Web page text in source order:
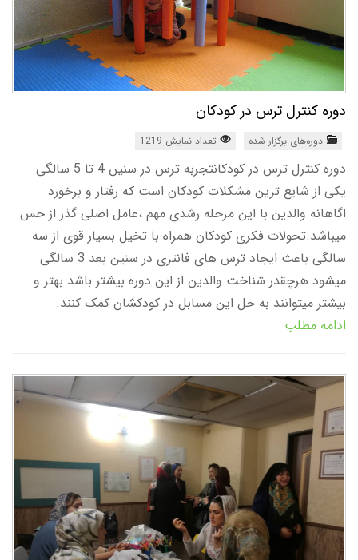
دوره کنترل ترس در کودکان
دوره‌های برگزار شده تعداد نمایش 1219
دوره کنترل ترس در کودکانتجربه ترس در سنین 4 تا 5 سالگی
یکی از شایع ترین مشکلات کودکان است که رفتار و برخورد
اگاهانه والدین با این مرحله رشدی مهم ،عامل اصلی گذر از حس
میباشد.تحولات فکری کودکان همراه با تخیل بسیار قوی از سه
سالگی باعث ایجاد ترس های فانتزی در سنین بعد 3 سالگی
میشود.هرچقدر شناخت والدین از این دوره بیشتر باشد بهتر و
بیشتر میتوانند به حل این مسابل در کودکشان کمک کنند.
ادامه مطلب